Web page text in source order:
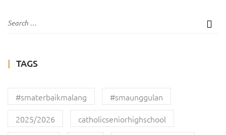
TAGS
#smaterbaikmalang
#smaunggulan
2025/2026
catholicseniorhighschool